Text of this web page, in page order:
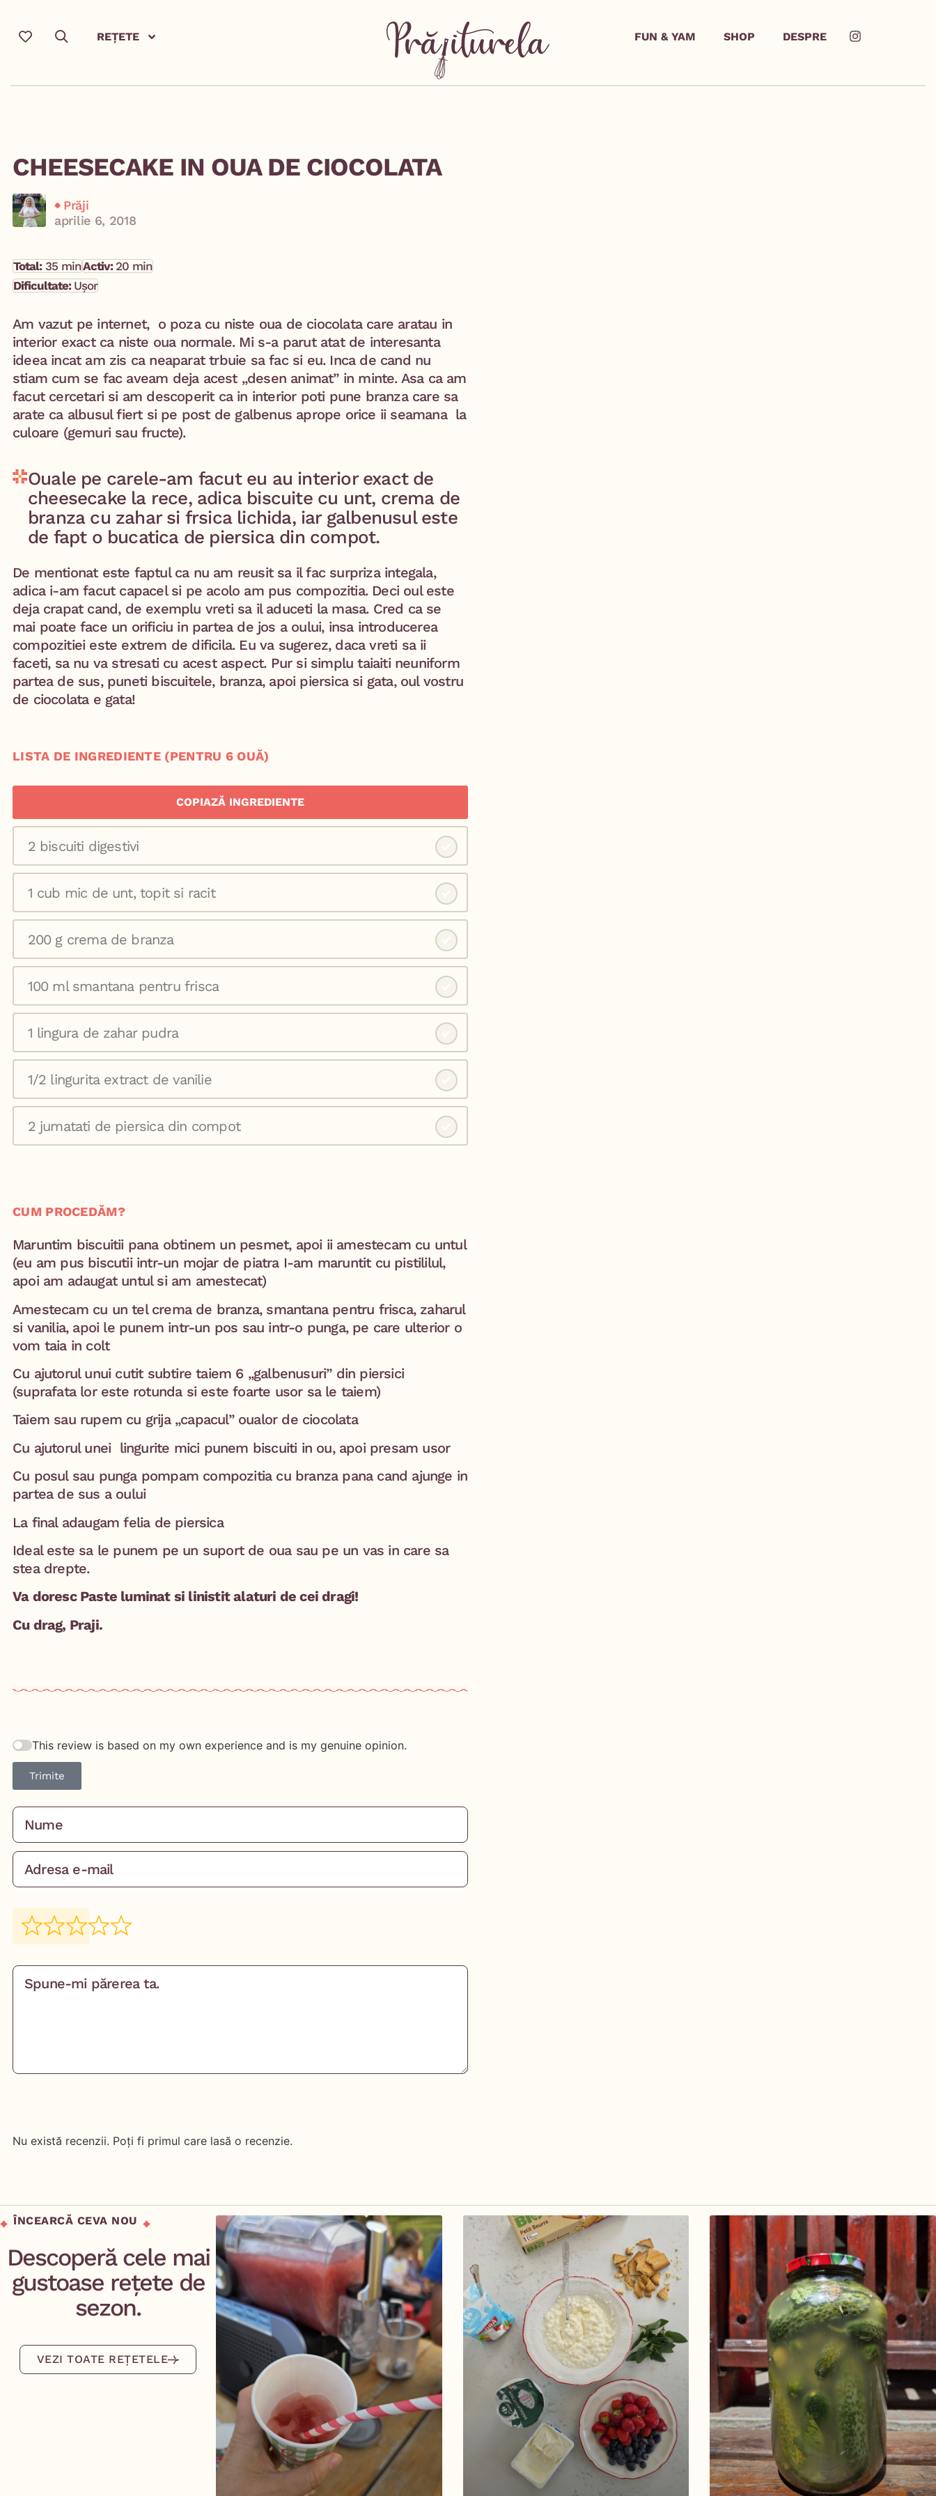
REȚETE FUN & YAM SHOP DESPRE
CHEESECAKE IN OUA DE CIOCOLATA
Prăji
aprilie 6, 2018
Total:35 minActiv: 20 min
Dificultate: Ușor
Am vazut pe internet, o poza cu niste oua de ciocolata care aratau in
interior exact ca niste oua normale. Mi s-a parut atat de interesanta
ideea incat am zis ca neaparat trbuie sa fac si eu. Inca de cand nu
stiam cum se fac aveam deja acest „desen animat” in minte. Asa ca am
facut cercetari si am descoperit ca in interior poti pune branza care sa
arate ca albusul fiert si pe post de galbenus aprope orice ii seamana la
culoare (gemuri sau fructe).
Ouale pe carele-am facut eu au interior exact de
cheesecake la rece, adica biscuite cu unt, crema de
branza cu zahar si frsica lichida, iar galbenusul este
de fapt o bucatica de piersica din compot.
De mentionat este faptul ca nu am reusit sa il fac surpriza integala,
adica i-am facut capacel si pe acolo am pus compozitia. Deci oul este
deja crapat cand, de exemplu vreti sa il aduceti la masa. Cred ca se
mai poate face un orificiu in partea de jos a oului, insa introducerea
compozitiei este extrem de dificila. Eu va sugerez, daca vreti sa ii
faceti, sa nu va stresati cu acest aspect. Pur si simplu taiaiti neuniform
partea de sus, puneti biscuitele, branza, apoi piersica si gata, oul vostru
de ciocolata e gata!
LISTA DE INGREDIENTE (PENTRU 6 OUĂ)
COPIAZĂ INGREDIENTE
2 biscuiti digestivi
1 cub mic de unt, topit si racit
200 g crema de branza
100 ml smantana pentru frisca
1 lingura de zahar pudra
1/2 lingurita extract de vanilie
2 jumatati de piersica din compot
CUM PROCEDĂM?
Maruntim biscuitii pana obtinem un pesmet, apoi ii amestecam cu untul
(eu am pus biscutii intr-un mojar de piatra I-am maruntit cu pistililul,
apoi am adaugat untul si am amestecat)
Amestecam cu un tel crema de branza, smantana pentru frisca, zaharul
si vanilia, apoi le punem intr-un pos sau intr-o punga, pe care ulterior o
vom taia in colt
Cu ajutorul unui cutit subtire taiem 6 „galbenusuri” din piersici
(suprafata lor este rotunda si este foarte usor sa le taiem)
Taiem sau rupem cu grija „capacul” oualor de ciocolata
Cu ajutorul unei lingurite mici punem biscuiti in ou, apoi presam usor
Cu posul sau punga pompam compozitia cu branza pana cand ajunge in
partea de sus a oului
La final adaugam felia de piersica
Ideal este sa le punem pe un suport de oua sau pe un vas in care sa
stea drepte.
Va doresc Paste luminat si linistit alaturi de cei dragi!
Cu drag, Praji.
This review is based on my own experience and is my genuine opinion.
Trimite
Nu există recenzii. Poți fi primul care lasă o recenzie.
ÎNCEARCĂ CEVA NOU
Descoperă cele mai
gustoase rețete de
sezon.
VEZI TOATE REȚETELE